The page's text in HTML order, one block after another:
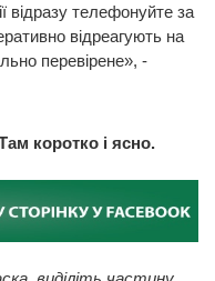
відразу телефонуйте за
відреагують на
перевірене», -
коротко і ясно.